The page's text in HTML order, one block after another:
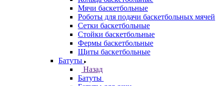
Мячи баскетбольные
Роботы для подачи баскетбольных мячей
Сетки баскетбольные
Стойки баскетбольные
Фермы баскетбольные
Щиты баскетбольные
Батуты
Назад
Батуты